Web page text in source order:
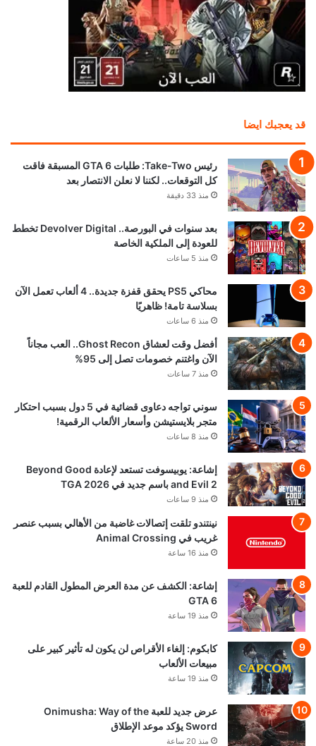
قد يعجبك ايضا
رئيس Take-Two: طلبات GTA 6 المسبقة فاقت
كل التوقعات.. لكننا لا نعلن الانتصار بعد
منذ 33 دقيقة
بعد سنوات في البورصة.. Devolver Digital تخطط
للعودة إلى الملكية الخاصة
منذ 5 ساعات
محاكي PS5 يحقق قفزة جديدة.. 4 ألعاب تعمل الآن
بسلاسة تامة! ظاهريًا
منذ 6 ساعات
أفضل وقت لعشاق Ghost Recon.. العب مجاناً
الآن واغتنم خصومات تصل إلى 95%
منذ 7 ساعات
سوني تواجه دعاوى قضائية في 5 دول بسبب احتكار
متجر بلايستيشن وأسعار الألعاب الرقمية!
منذ 8 ساعات
إشاعة: يوبيسوفت تستعد لإعادة Beyond Good
and Evil 2 باسم جديد في TGA 2026
منذ 9 ساعات
نينتندو تلقت إتصالات غاضبة من الأهالي بسبب عنصر
غريب في Animal Crossing
منذ 16 ساعة
إشاعة: الكشف عن مدة العرض المطول القادم للعبة
GTA 6
منذ 19 ساعة
كابكوم: إلغاء الأقراص لن يكون له تأثير كبير على
مبيعات الألعاب
منذ 19 ساعة
عرض جديد للعبة Onimusha: Way of the
Sword يؤكد موعد الإطلاق
منذ 20 ساعة